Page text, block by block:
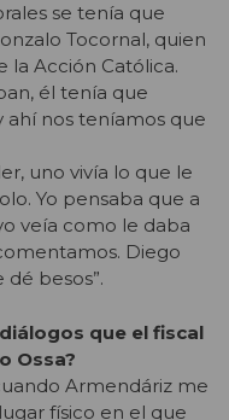
se tenía que
Tocornal, quien
la Acción Católica.
él tenía que
nos teníamos que
uno vivía lo que le
Yo pensaba que a
veía como le daba
Diego
besos”.
que el fiscal
Ossa?
Armendáriz me
físico en el que